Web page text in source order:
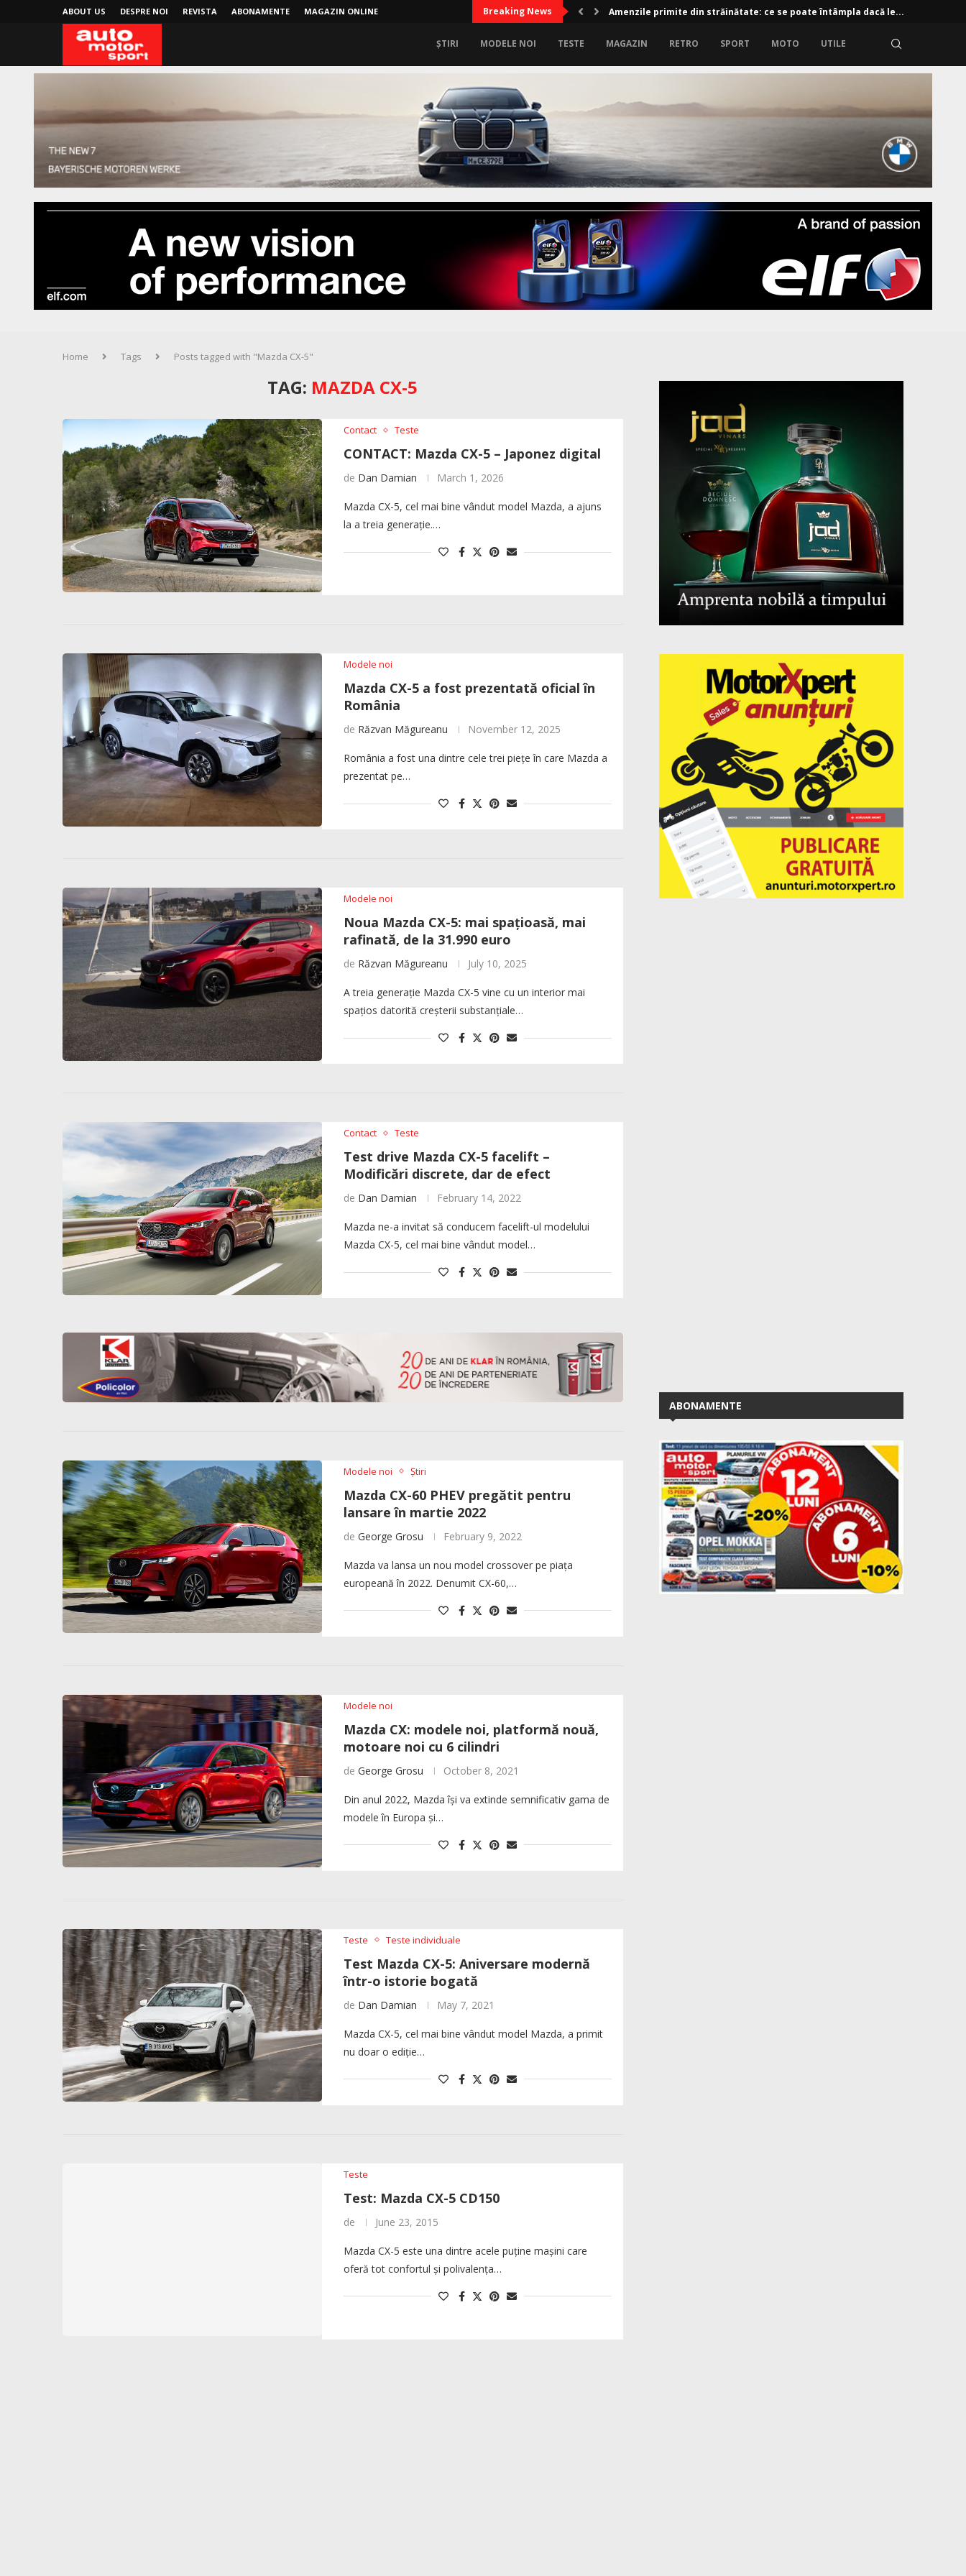
ABOUT US DESPRE NOI REVISTA ABONAMENTE MAGAZIN ONLINE Breaking News Audi A2 e-tron: 190 CP și baterie de 61 kWh
ȘTIRI MODELE NOI TESTE MAGAZIN RETRO SPORT MOTO UTILE
Home Tags Posts tagged with "Mazda CX-5"
TAG: MAZDA CX-5
Contact Teste
CONTACT: Mazda CX-5 – Japonez digital
de Dan Damian March 1, 2026
Mazda CX-5, cel mai bine vândut model Mazda, a ajuns
la a treia generație.…
Modele noi
Mazda CX-5 a fost prezentată oficial în
România
de Răzvan Măgureanu November 12, 2025
România a fost una dintre cele trei piețe în care Mazda a
prezentat pe…
Modele noi
Noua Mazda CX-5: mai spațioasă, mai
rafinată, de la 31.990 euro
de Răzvan Măgureanu July 10, 2025
A treia generație Mazda CX-5 vine cu un interior mai
spațios datorită creșterii substanțiale…
Contact Teste
Test drive Mazda CX-5 facelift –
Modificări discrete, dar de efect
de Dan Damian February 14, 2022
Mazda ne-a invitat să conducem facelift-ul modelului
Mazda CX-5, cel mai bine vândut model…
Modele noi Știri
Mazda CX-60 PHEV pregătit pentru
lansare în martie 2022
de George Grosu February 9, 2022
Mazda va lansa un nou model crossover pe piața
europeană în 2022. Denumit CX-60,…
Modele noi
Mazda CX: modele noi, platformă nouă,
motoare noi cu 6 cilindri
de George Grosu October 8, 2021
Din anul 2022, Mazda își va extinde semnificativ gama de
modele în Europa și…
Teste Teste individuale
Test Mazda CX-5: Aniversare modernă
într-o istorie bogată
de Dan Damian May 7, 2021
Mazda CX-5, cel mai bine vândut model Mazda, a primit
nu doar o ediție…
Teste
Test: Mazda CX-5 CD150
de June 23, 2015
Mazda CX-5 este una dintre acele puține mașini care
oferă tot confortul și polivalența…
ABONAMENTE